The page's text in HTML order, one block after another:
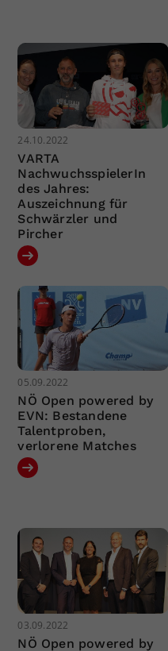
24.10.2022
VARTA
NachwuchsspielerIn
des Jahres:
Auszeichnung für
Schwärzler und
Pircher
05.09.2022
NÖ Open powered by
EVN: Bestandene
Talentproben,
verlorene Matches
03.09.2022
NÖ Open powered by